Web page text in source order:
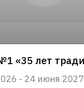
- 24 июня 2027